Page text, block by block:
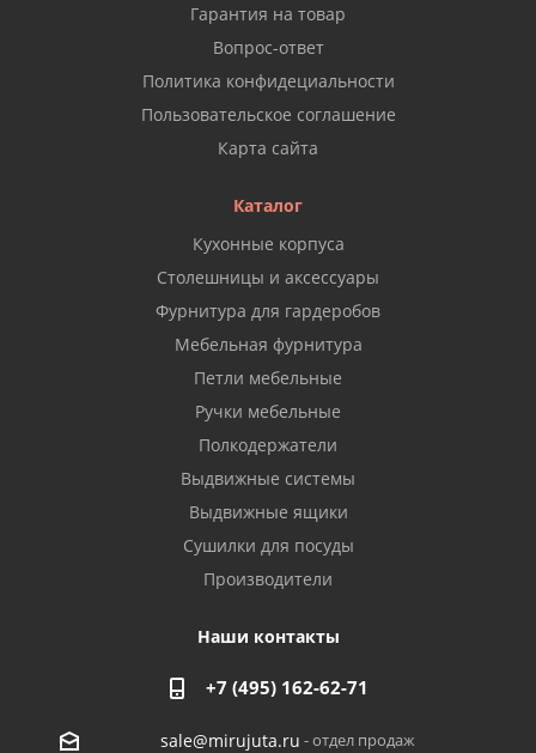
Гарантия на товар
Вопрос-ответ
Политика конфидециальности
Пользовательское соглашение
Карта сайта
Каталог
Кухонные корпуса
Столешницы и аксессуары
Фурнитура для гардеробов
Мебельная фурнитура
Петли мебельные
Ручки мебельные
Полкодержатели
Выдвижные системы
Выдвижные ящики
Сушилки для посуды
Производители
Наши контакты
+7 (495) 162-62-71
sale@mirujuta.ru - отдел продаж